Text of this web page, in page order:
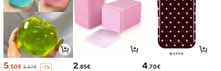
5.50€ 5.57€ -1% 2.85€ 4.70€